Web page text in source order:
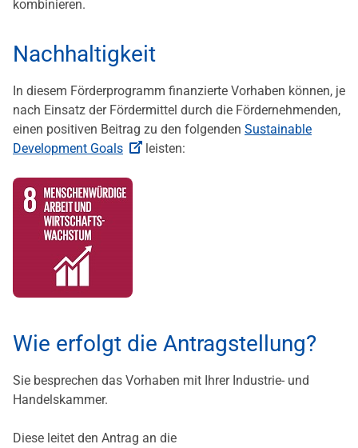
kombinieren.
Nachhaltigkeit
In diesem Förderprogramm finanzierte Vorhaben können, je
nach Einsatz der Fördermittel durch die Fördernehmenden,
einen positiven Beitrag zu den folgenden Sustainable
Development Goals
leisten:
Wie erfolgt die Antragstellung?
Sie besprechen das Vorhaben mit Ihrer Industrie- und
Handelskammer.
Diese leitet den Antrag an die